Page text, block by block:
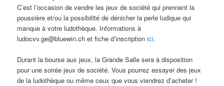
C’est l’occasion de vendre les jeux de société qui prennent la
poussière et/ou la possibilité de dénicher la perle ludique qui
manque à votre ludothèque. Informations à
ludocvv.ge@bluewin.ch et fiche d’inscriptionici.
Durant la bourse aux jeux, la Grande Salle sera à disposition
pour une soirée jeux de société. Vous pourrez essayer des jeux
de la ludothèque ou même ceux que vous viendrez d’acheter !